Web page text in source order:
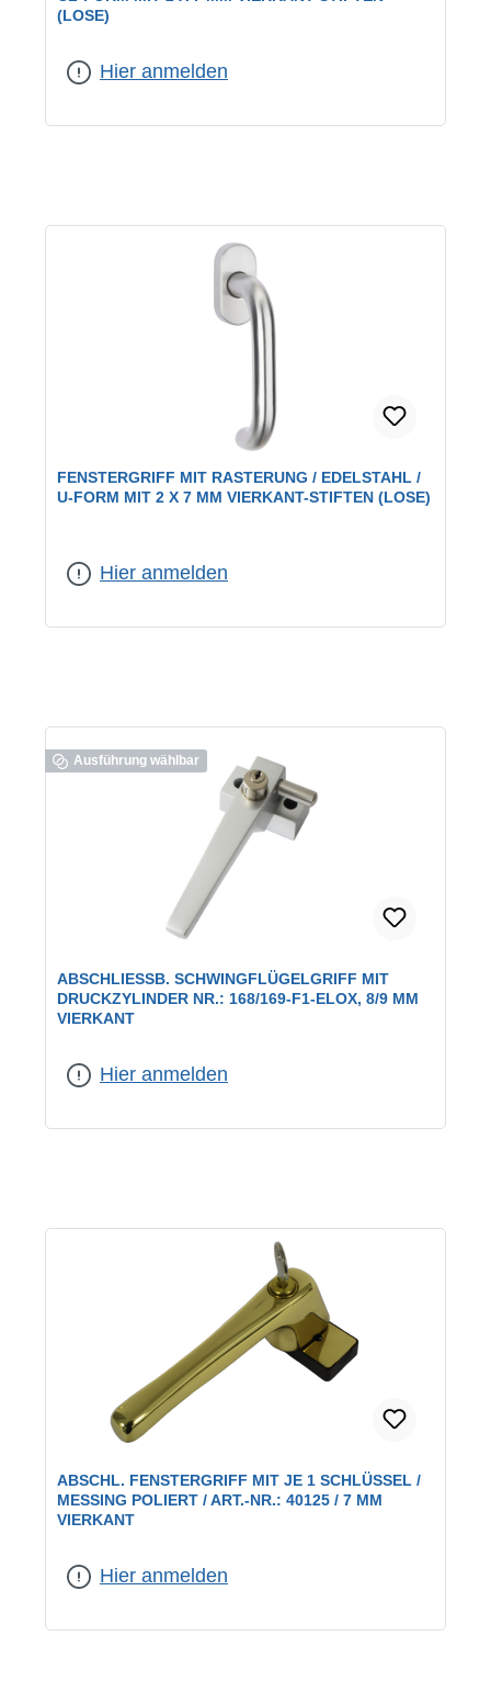
(LOSE)
Hier anmelden
FENSTERGRIFF MIT RASTERUNG / EDELSTAHL /
U-FORM MIT 2 X 7 MM VIERKANT-STIFTEN (LOSE)
Hier anmelden
Ausführung wählbar
ABSCHLIESSB. SCHWINGFLÜGELGRIFF MIT D
RUCKZYLINDER NR.: 168/169-F1-ELOX, 8/9 MM V
IERKANT
Hier anmelden
ABSCHL. FENSTERGRIFF MIT JE 1 SCHLÜSSEL /
MESSING POLIERT / ART.-NR.: 40125 / 7 MM
VIERKANT
Hier anmelden